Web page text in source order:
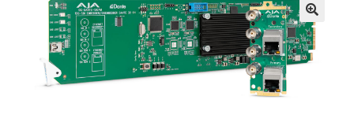
Minha conta